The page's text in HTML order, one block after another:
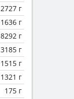
2727 г
1636 г
8292 г
3185 г
1515 г
1321 г
175 г